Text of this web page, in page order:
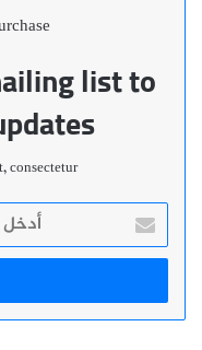
list to
consectetur.
أدخل
بريدك
الإلكتروني